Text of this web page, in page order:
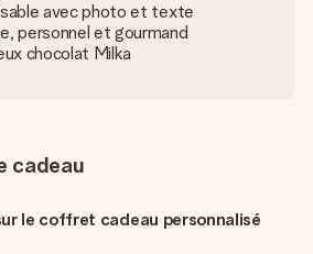
avec photo et texte
personnel et gourmand
chocolat Milka
cadeau
le coffret cadeau personnalisé